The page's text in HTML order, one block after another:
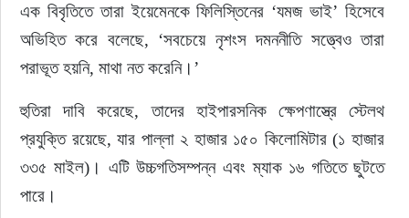
এক বিবৃতিতে তারা ইয়েমেনকে ফিলিস্তিনের ‘যমজ ভাই’ হিসেবে
অভিহিত করে বলেছে, ‘সবচেয়ে নৃশংস দমননীতি সত্ত্বেও তারা
পরাভূত হয়নি, মাথা নত করেনি।’
হুতিরা দাবি করেছে, তাদের হাইপারসনিক ক্ষেপণাস্ত্রে স্টেলথ
প্রযুক্তি রয়েছে, যার পাল্লা ২ হাজার ১৫০ কিলোমিটার (১ হাজার
৩৩৫ মাইল)। এটি উচ্চগতিসম্পন্ন এবং ম্যাক ১৬ গতিতে ছুটতে
পারে।